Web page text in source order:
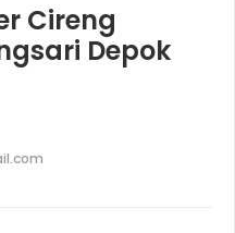
Cireng
Depok